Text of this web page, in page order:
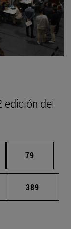
edición del
intermedias
Página
79
intermedias
Página
389